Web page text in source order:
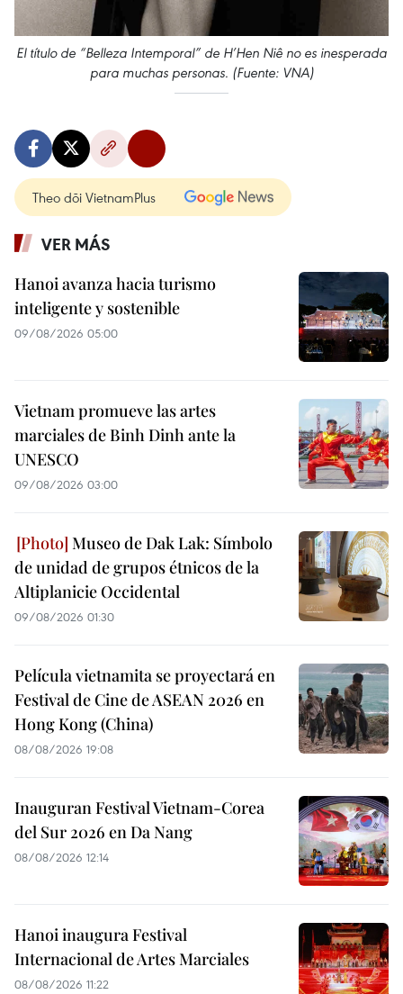
El título de “Belleza Intemporal” de H’Hen Niê no es inesperada
para muchas personas. (Fuente: VNA)
Theo dõi VietnamPlus
VER MÁS
Hanoi avanza hacia turismo
inteligente y sostenible
09/08/2026 05:00
Vietnam promueve las artes
marciales de Binh Dinh ante la
UNESCO
09/08/2026 03:00
Museo de Dak Lak: Símbolo
de unidad de grupos étnicos de la
Altiplanicie Occidental
09/08/2026 01:30
Película vietnamita se proyectará en
Festival de Cine de ASEAN 2026 en
Hong Kong (China)
08/08/2026 19:08
Inauguran Festival Vietnam-Corea
del Sur 2026 en Da Nang
08/08/2026 12:14
Hanoi inaugura Festival
Internacional de Artes Marciales
08/08/2026 11:22